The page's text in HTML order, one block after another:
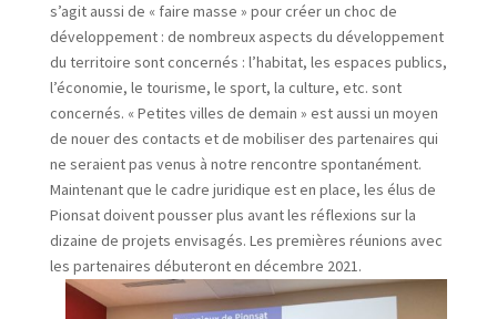
s’agit aussi de « faire masse » pour créer un choc de
développement : de nombreux aspects du développement
du territoire sont concernés : l’habitat, les espaces publics,
l’économie, le tourisme, le sport, la culture, etc. sont
concernés. « Petites villes de demain » est aussi un moyen
de nouer des contacts et de mobiliser des partenaires qui
ne seraient pas venus à notre rencontre spontanément.
Maintenant que le cadre juridique est en place, les élus de
Pionsat doivent pousser plus avant les réflexions sur la
dizaine de projets envisagés. Les premières réunions avec
les partenaires débuteront en décembre 2021.